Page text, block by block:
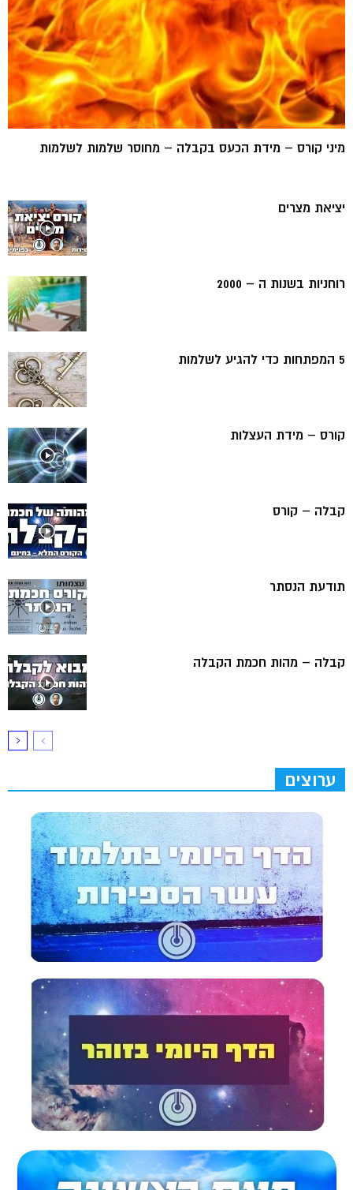
מיני קורס – מידת הכעס בקבלה – מחוסר שלמות לשלמות
יציאת מצרים
רוחניות בשנות ה – 2000
5 המפתחות כדי להגיע לשלמות
קורס – מידת העצלות
קבלה – קורס
תודעת הנסתר
קבלה – מהות חכמת הקבלה
ערוצים